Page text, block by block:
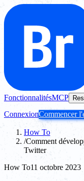
FonctionnalitésMCP
ConnexionCommencer
How To
/Comment
Twitter
How To11 octobre 2023